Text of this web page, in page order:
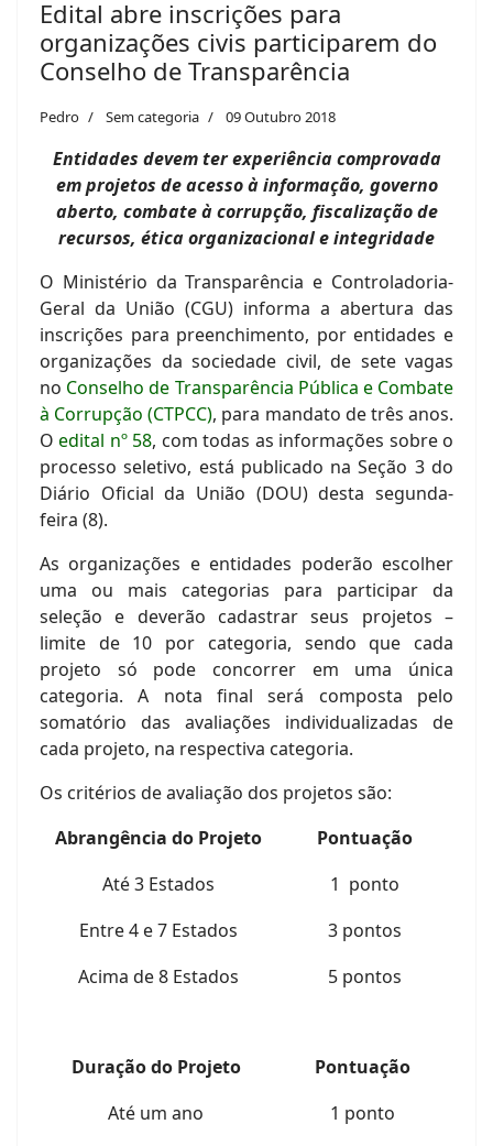
Edital abre inscrições para
organizações civis participarem do
Conselho de Transparência
Pedro Sem categoria 09 Outubro 2018
Entidades devem ter experiência comprovada
em projetos de acesso à informação, governo
aberto, combate à corrupção, fiscalização de
recursos, ética organizacional e integridade
O Ministério da Transparência e Controladoria-
Geral da União (CGU) informa a abertura das
inscrições para preenchimento, por entidades e
organizações da sociedade civil, de sete vagas
no Conselho de Transparência Pública e Combate
à Corrupção (CTPCC), para mandato de três anos.
Oedital nº 58, com todas as informações sobre o
processo seletivo, está publicado na Seção 3 do
Diário Oficial da União (DOU) desta segunda-
feira (8).
As organizações e entidades poderão escolher
uma ou mais categorias para participar da
seleção e deverão cadastrar seus projetos –
limite de 10 por categoria, sendo que cada
projeto só pode concorrer em uma única
categoria. A nota final será composta pelo
somatório das avaliações individualizadas de
cada projeto, na respectiva categoria.
Os critérios de avaliação dos projetos são:
Abrangência do Projeto
Pontuação
Até 3 Estados
1 ponto
Entre 4 e 7 Estados
3 pontos
Acima de 8 Estados
5 pontos
Duração do Projeto
Pontuação
Até um ano
1 ponto